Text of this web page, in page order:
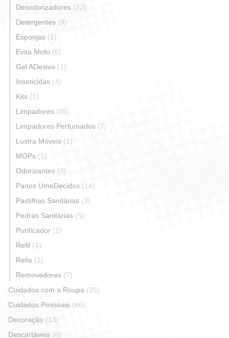
Desodorizadores (22)
Detergentes (9)
Esponjas (1)
Evita Mofo (6)
Gel ADesivo (1)
Inseticidas (4)
Kits (1)
Limpadores (45)
Limpadores Perfumados (7)
Lustra Móveis (1)
MOPs (1)
Odorizantes (4)
Panos UmeDecidos (14)
Pastilhas Sanitárias (3)
Pedras Sanitárias (5)
Purificador (2)
Refil (4)
Refis (1)
Removedores (7)
Cuidados com a Roupa (25)
Cuidados Pessoais (66)
Decoração (13)
Descartáveis (6)